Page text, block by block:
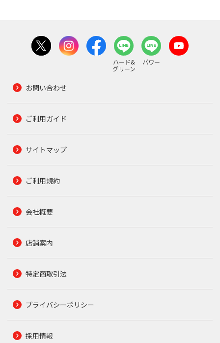
ハード&
グリーン
パワー
お問い合わせ
ご利用ガイド
サイトマップ
ご利用規約
会社概要
店舗案内
特定商取引法
プライバシーポリシー
採用情報